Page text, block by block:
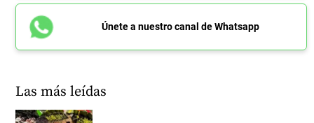
Únete a nuestro canal de Whatsapp
Las más leídas